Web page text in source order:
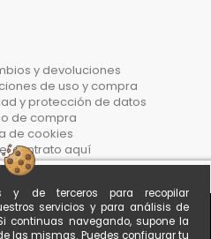
y de terceros para recopilar
servicios y para análisis de
continuas navegando, supone la
las mismas. Puedes configurar tu
y devoluciones
de uso y compra
y protección de datos
de compra
de cookies
contrato aquí